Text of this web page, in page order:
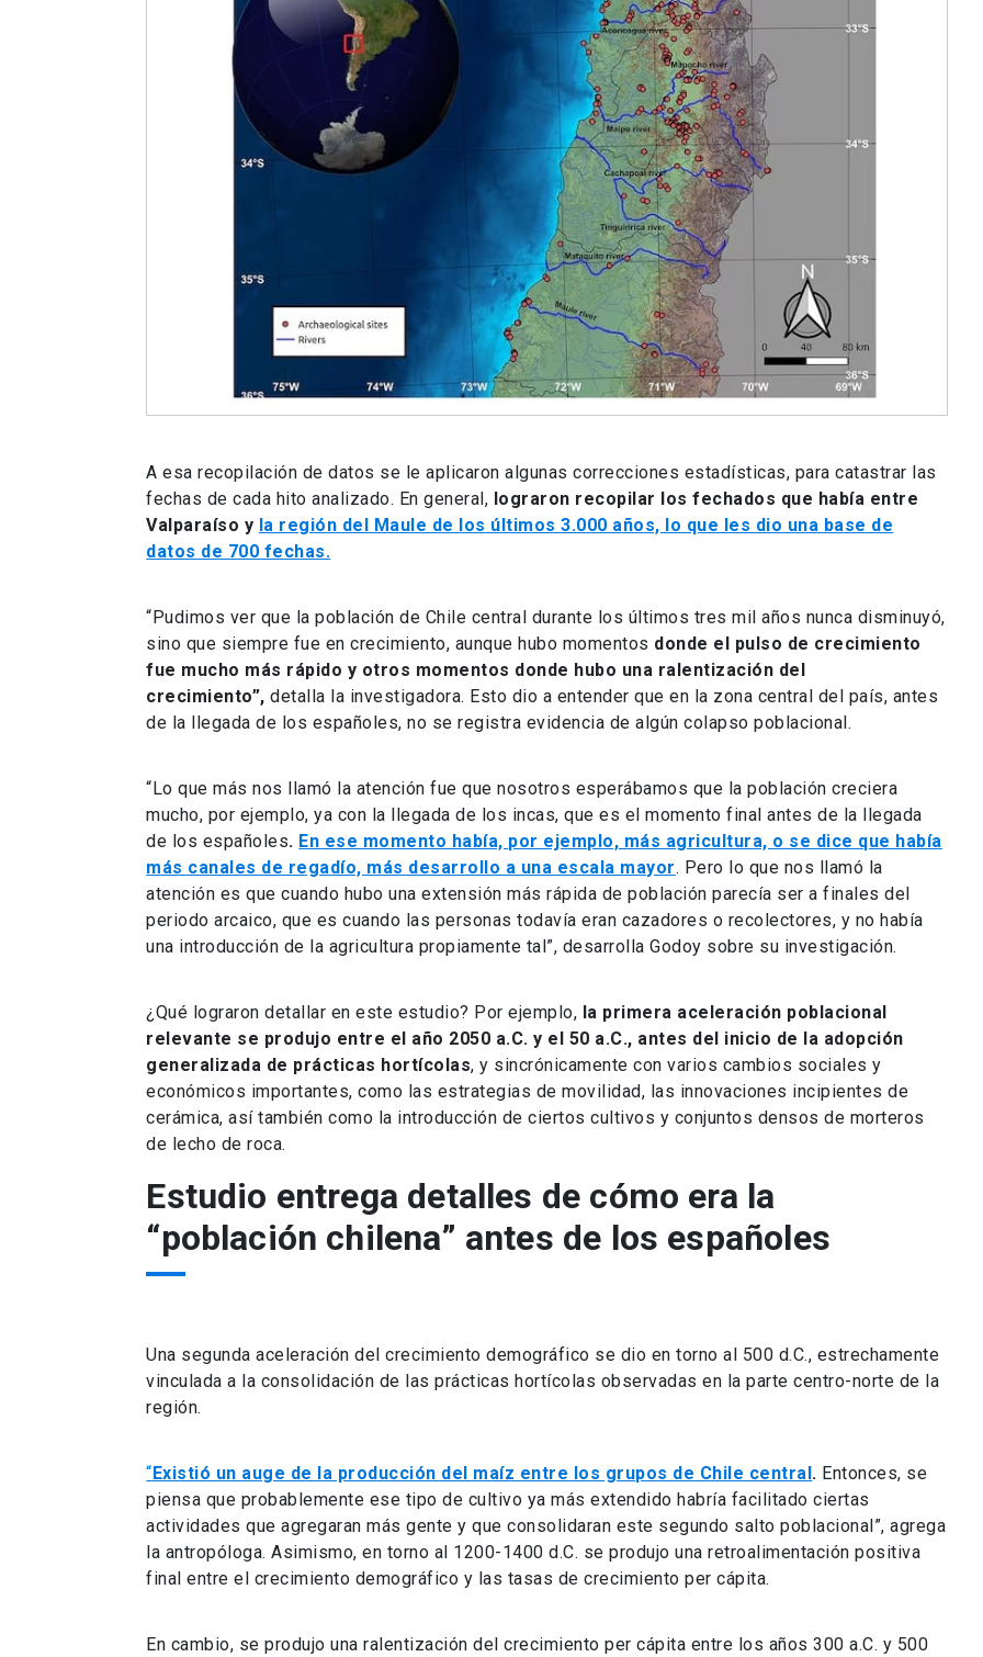
A esa recopilación de datos se le aplicaron algunas correcciones estadísticas, para catastrar las
fechas de cada hito analizado. En general, lograron recopilar los fechados que había entre
Valparaíso y la región del Maule de los últimos 3.000 años, lo que les dio una base de
datos de 700 fechas.
“Pudimos ver que la población de Chile central durante los últimos tres mil años nunca disminuyó,
sino que siempre fue en crecimiento, aunque hubo momentos donde el pulso de crecimiento
fue mucho más rápido y otros momentos donde hubo una ralentización del
crecimiento”, detalla la investigadora. Esto dio a entender que en la zona central del país, antes
de la llegada de los españoles, no se registra evidencia de algún colapso poblacional.
“Lo que más nos llamó la atención fue que nosotros esperábamos que la población creciera
mucho, por ejemplo, ya con la llegada de los incas, que es el momento final antes de la llegada
de los españoles. En ese momento había, por ejemplo, más agricultura, o se dice que había
más canales de regadío, más desarrollo a una escala mayor. Pero lo que nos llamó la
atención es que cuando hubo una extensión más rápida de población parecía ser a finales del
periodo arcaico, que es cuando las personas todavía eran cazadores o recolectores, y no había
una introducción de la agricultura propiamente tal”, desarrolla Godoy sobre su investigación.
¿Qué lograron detallar en este estudio? Por ejemplo, la primera aceleración poblacional
relevante se produjo entre el año 2050 a.C. y el 50 a.C., antes del inicio de la adopción
generalizada de prácticas hortícolas, y sincrónicamente con varios cambios sociales y
económicos importantes, como las estrategias de movilidad, las innovaciones incipientes de
cerámica, así también como la introducción de ciertos cultivos y conjuntos densos de morteros
de lecho de roca.
Estudio entrega detalles de cómo era la
“población chilena” antes de los españoles
Una segunda aceleración del crecimiento demográfico se dio en torno al 500 d.C., estrechamente
vinculada a la consolidación de las prácticas hortícolas observadas en la parte centro-norte de la
región.
“ Existió un auge de la producción del maíz entre los grupos de Chile central . Entonces, se
piensa que probablemente ese tipo de cultivo ya más extendido habría facilitado ciertas
actividades que agregaran más gente y que consolidaran este segundo salto poblacional”, agrega
la antropóloga. Asimismo, en torno al 1200-1400 d.C. se produjo una retroalimentación positiva
final entre el crecimiento demográfico y las tasas de crecimiento per cápita.
En cambio, se produjo una ralentización del crecimiento per cápita entre los años 300 a.C. y 500